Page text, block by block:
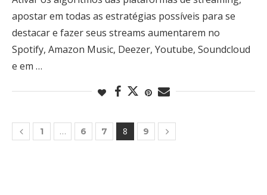
apostar em todas as estratégias possíveis para se
destacar e fazer seus streams aumentarem no
Spotify, Amazon Music, Deezer, Youtube, Soundcloud
e em …
1 … 6 7 8 9